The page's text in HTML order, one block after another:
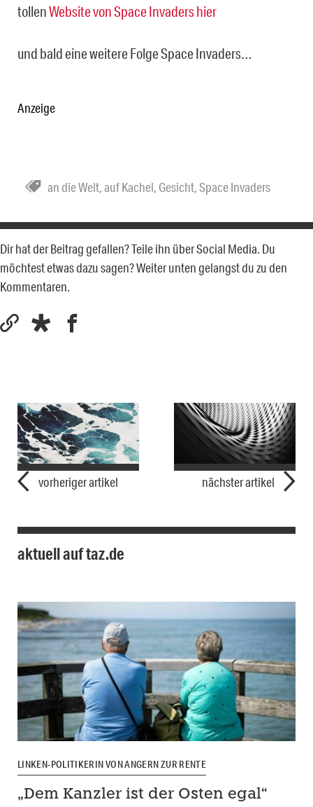
tollenWebsite von Space Invaders hier
und bald eine weitere Folge Space Invaders…
Anzeige
an die Welt,auf Kachel, Gesicht,Space Invaders
Dir hat der Beitrag gefallen? Teile ihn über Social Media. Du
möchtest etwas dazu sagen? Weiter unten gelangst du zu den
Kommentaren.
vorheriger artikel nächster artikel
aktuell auf taz.de
LINKEN-POLITIKERIN VON ANGERN ZUR RENTE
„Dem Kanzler ist der Osten egal“